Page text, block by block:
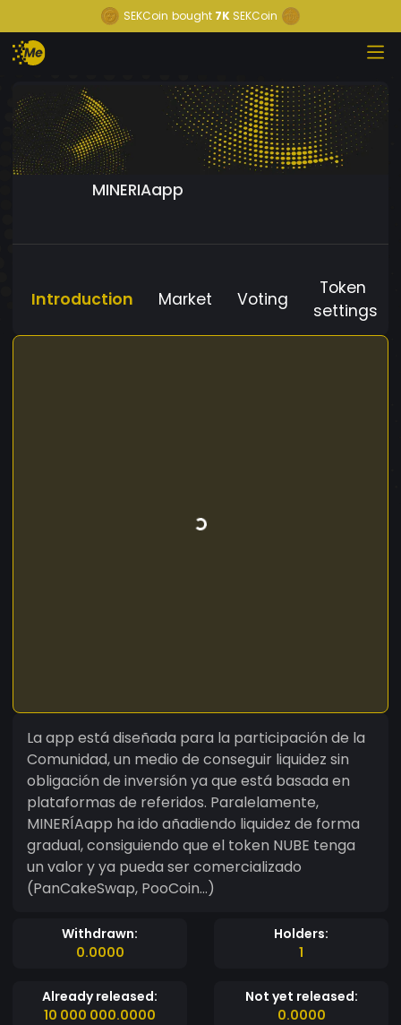
SEKCoin bought 7K SEKCoin
MINERIAapp
Introduction Market Voting
Token
settings
La app está diseñada para la participación de la
Comunidad, un medio de conseguir liquidez sin
obligación de inversión ya que está basada en
plataformas de referidos. Paralelamente,
MINERÍAapp ha ido añadiendo liquidez de forma
gradual, consiguiendo que el token NUBE tenga
un valor y ya pueda ser comercializado
(PanCakeSwap, PooCoin…)
Withdrawn:
0.0000
Holders:
1
Already released:
10 000 000.0000
Not yet released:
0.0000